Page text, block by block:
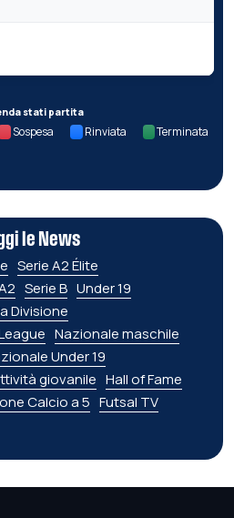
stati partita
Sospesa Rinviata Terminata
le News
Serie A2 Élite
Serie B Under 19
Divisione
Nazionale maschile
Under 19
giovanile Hall of Fame
Calcio a 5 Futsal TV